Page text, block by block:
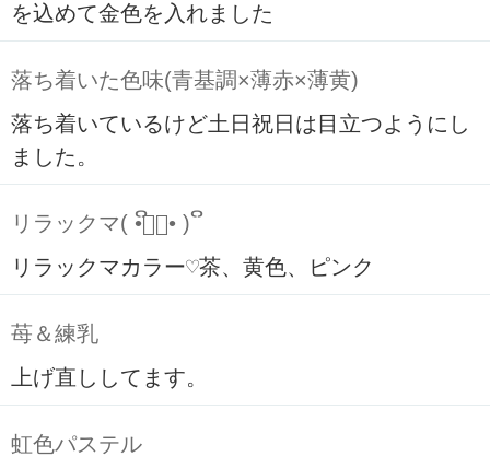
を込めて金色を入れました
落ち着いた色味(青基調×薄赤×薄黄)
落ち着いているけど土日祝日は目立つようにし
ました。
リラックマ( ິ•ᆺ⃘• )ິ
リラックマカラー♡茶、黄色、ピンク
苺＆練乳
上げ直ししてます。
虹色パステル